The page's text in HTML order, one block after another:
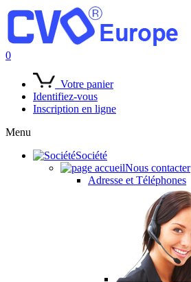
0
Votre panier
Identifiez-vous
Inscription en ligne
Menu
Société
Nous contacter
Adresse et Téléphones